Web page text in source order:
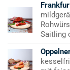
Saitling